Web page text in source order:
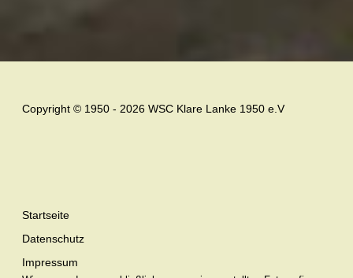
Copyright © 1950 - 2026 WSC Klare Lanke 1950 e.V
Startseite
Datenschutz
Impressum